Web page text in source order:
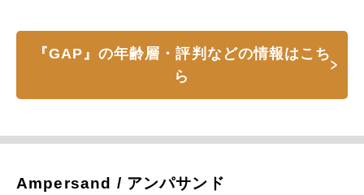
『GAP』の年齢層・評判などの情報はこち
ら
Ampersand / アンパサンド